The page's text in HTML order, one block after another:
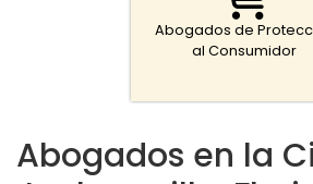
Abogados de
al Consumidor
Abogados en la